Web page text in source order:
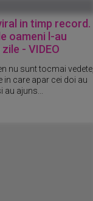
in timp record.
oameni l-au
- VIDEO
nu sunt tocmai vedete,
in care apar cei doi au
ajuns...